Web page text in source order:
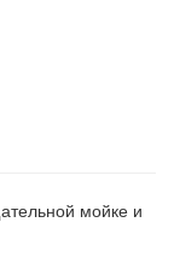
мойке и